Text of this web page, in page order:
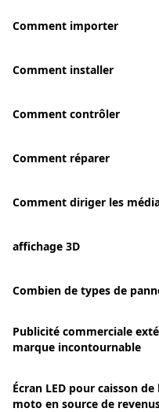
Comment importer
Comment installer
Comment contrôler
Comment réparer
Comment diriger les
affichage 3D
Combien de types de
Publicité commerciale
marque incontournable
Écran LED pour caisson
moto en source de